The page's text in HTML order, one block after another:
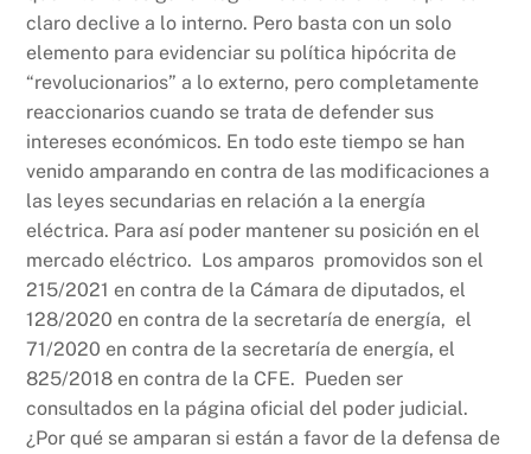
claro declive a lo interno. Pero basta con un solo
elemento para evidenciar su política hipócrita de
“revolucionarios” a lo externo, pero completamente
reaccionarios cuando se trata de defender sus
intereses económicos. En todo este tiempo se han
venido amparando en contra de las modificaciones a
las leyes secundarias en relación a la energía
eléctrica. Para así poder mantener su posición en el
mercado eléctrico. Los amparos promovidos son el
215/2021 en contra de la Cámara de diputados, el
128/2020 en contra de la secretaría de energía, el
71/2020 en contra de la secretaría de energía, el
825/2018 en contra de la CFE. Pueden ser
consultados en la página oficial del poder judicial.
¿Por qué se amparan si están a favor de la defensa de